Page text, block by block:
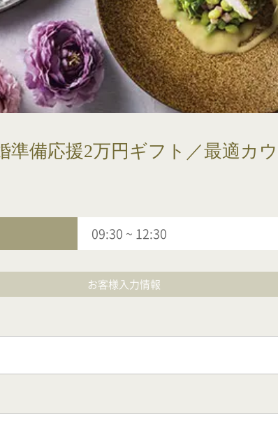
準備応援2万円ギフト／最適カ
09:30 ~ 12:30
お客様入力情報